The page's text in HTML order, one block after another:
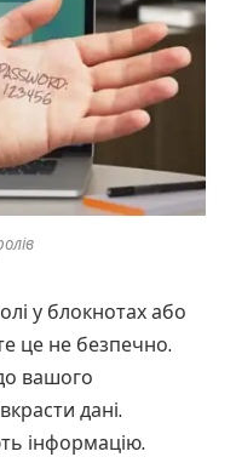
у блокнотах або
це не безпечно.
вашого
дані.
інформацію.